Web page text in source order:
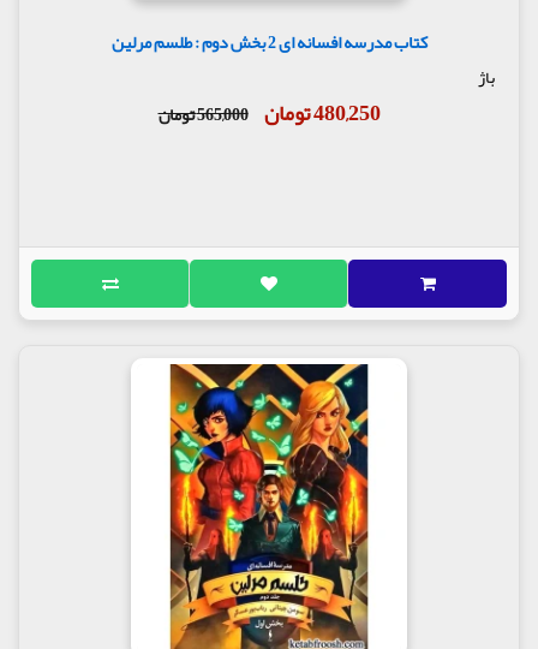
کتاب مدرسه افسانه ای 2 بخش دوم : طلسم مرلین
باژ
480,250 تومان 565,000 تومان